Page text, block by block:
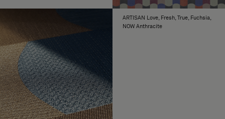
ARTISAN Love, Fresh, True, Fuchsia,
NOW Anthracite